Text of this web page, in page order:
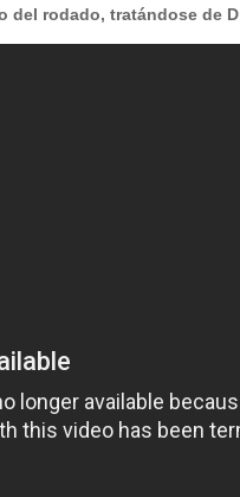
del rodado, tratándose de